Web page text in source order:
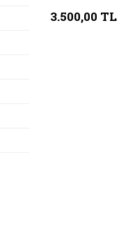
3.500,00 TL